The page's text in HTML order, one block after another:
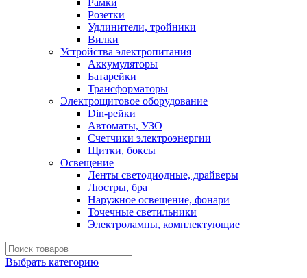
Розетки
Удлинители, тройники
Вилки
Устройства электропитания
Аккумуляторы
Батарейки
Трансформаторы
Электрощитовое оборудование
Din-рейки
Автоматы, УЗО
Счетчики электроэнергии
Щитки, боксы
Освещение
Ленты светодиодные, драйверы
Люстры, бра
Наружное освещение, фонари
Точечные светильники
Электролампы, комплектующие
Выбрать категорию